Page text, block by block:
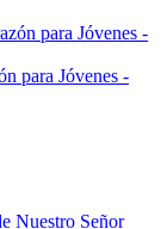
para Jóvenes -